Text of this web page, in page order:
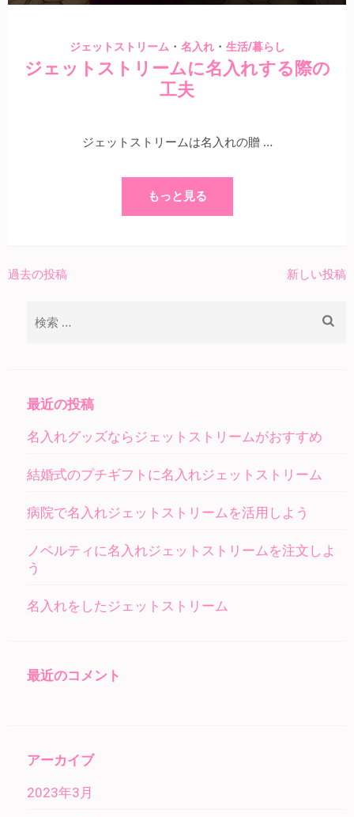
ジェットストリーム・ 名入れ・ 生活/暮らし
ジェットストリームに名入れする際の
工夫
ジェットストリームは名入れの贈 …
もっと見る
過去の投稿 新しい投稿
最近の投稿
名入れグッズならジェットストリームがおすすめ
結婚式のプチギフトに名入れジェットストリーム
病院で名入れジェットストリームを活用しよう
ノベルティに名入れジェットストリームを注文しよ
う
名入れをしたジェットストリーム
最近のコメント
アーカイブ
2023年3月